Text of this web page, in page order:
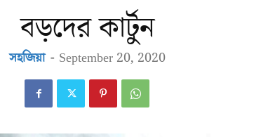
বড়দের কার্টুন
সহজিয়া - September 20, 2020